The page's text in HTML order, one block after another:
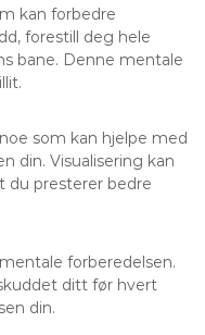
kan forbedre
forestill deg hele
bane. Denne mentale
som kan hjelpe med
din. Visualisering kan
du presterer bedre
forberedelsen.
ditt før hvert
din.